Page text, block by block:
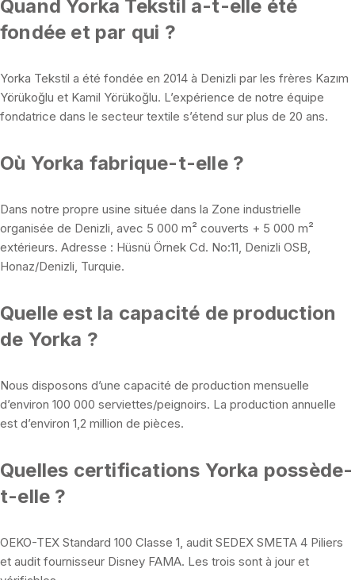
Quand Yorka Tekstil a-t-elle été
fondée et par qui ?
Yorka Tekstil a été fondée en 2014 à Denizli par les frères Kazım
Yörükoğlu et Kamil Yörükoğlu. L’expérience de notre équipe
fondatrice dans le secteur textile s’étend sur plus de 20 ans.
Où Yorka fabrique-t-elle ?
Dans notre propre usine située dans la Zone industrielle
organisée de Denizli, avec 5 000 m² couverts + 5 000 m²
extérieurs. Adresse : Hüsnü Örnek Cd. No:11, Denizli OSB,
Honaz/Denizli, Turquie.
Quelle est la capacité de production
de Yorka ?
Nous disposons d’une capacité de production mensuelle
d’environ 100 000 serviettes/peignoirs. La production annuelle
est d’environ 1,2 million de pièces.
Quelles certifications Yorka possède-
t-elle ?
OEKO-TEX Standard 100 Classe 1, audit SEDEX SMETA 4 Piliers
et audit fournisseur Disney FAMA. Les trois sont à jour et